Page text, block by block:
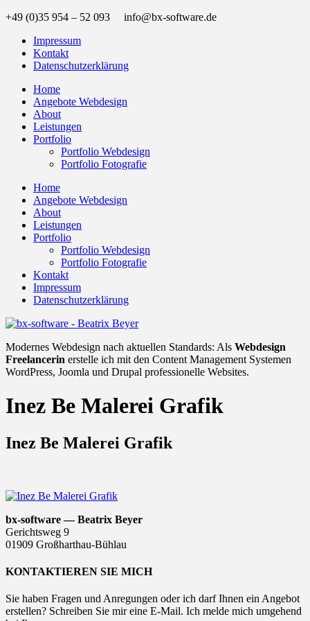
+49 (0)35 954 – 52 093 info@bx-software.de
Impressum
Kontakt
Datenschutzerklärung
Home
Angebote Webdesign
About
Leistungen
Portfolio
Portfolio Webdesign
Portfolio Fotografie
Home
Angebote Webdesign
About
Leistungen
Portfolio
Portfolio Webdesign
Portfolio Fotografie
Kontakt
Impressum
Datenschutzerklärung
Modernes Webdesign nach aktuellen Standards: Als Webdesign
Freelancerin erstelle ich mit den Content Management Systemen
WordPress, Joomla und Drupal professionelle Websites.
Inez Be Malerei Grafik
Inez Be Malerei Grafik
bx-software — Beatrix Beyer
Gerichtsweg 9
01909 Großharthau-Bühlau
KONTAKTIEREN SIE MICH
Sie haben Fragen und Anregungen oder ich darf Ihnen ein Angebot
erstellen? Schreiben Sie mir eine E-Mail. Ich melde mich umgehend